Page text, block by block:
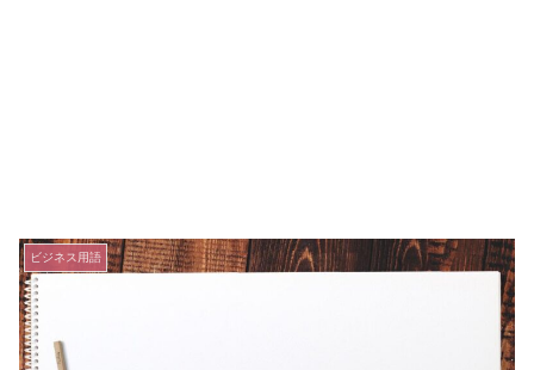
ビジネス用語